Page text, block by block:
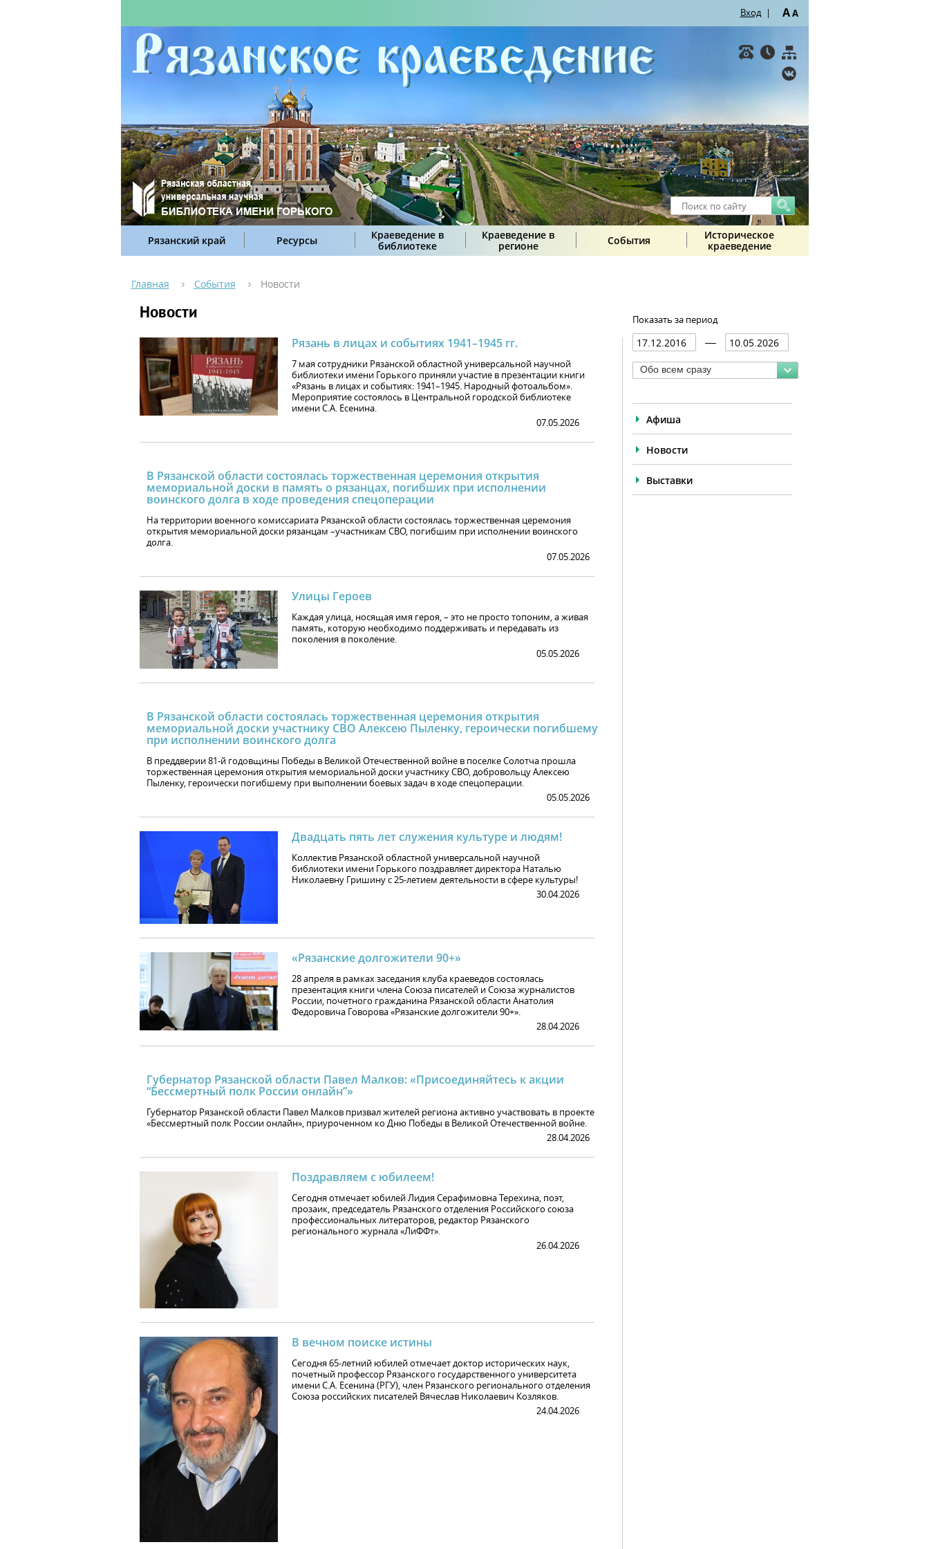
Вход | AA
Рязанский край Ресурсы
Краеведение в
библиотеке
Краеведение в
регионе
События
Историческое
краеведение
Главная События Новости
Новости
Рязань в лицах и событиях 1941–1945 гг.
7 мая сотрудники Рязанской областной универсальной научной
библиотеки имени Горького приняли участие в презентации книги
«Рязань в лицах и событиях: 1941–1945. Народный фотоальбом».
Мероприятие состоялось в Центральной городской библиотеке
имени С.А. Есенина.
07.05.2026
В Рязанской области состоялась торжественная церемония открытия
мемориальной доски в память о рязанцах, погибших при исполнении
воинского долга в ходе проведения спецоперации
На территории военного комиссариата Рязанской области состоялась торжественная церемония
открытия мемориальной доски рязанцам –участникам СВО, погибшим при исполнении воинского
долга.
07.05.2026
Улицы Героев
Каждая улица, носящая имя героя, – это не просто топоним, а живая
память, которую необходимо поддерживать и передавать из
поколения в поколение.
05.05.2026
В Рязанской области состоялась торжественная церемония открытия
мемориальной доски участнику СВО Алексею Пыленку, героически погибшему
при исполнении воинского долга
В преддверии 81-й годовщины Победы в Великой Отечественной войне в поселке Солотча прошла
торжественная церемония открытия мемориальной доски участнику СВО, добровольцу Алексею
Пыленку, героически погибшему при выполнении боевых задач в ходе спецоперации.
05.05.2026
Двадцать пять лет служения культуре и людям!
Коллектив Рязанской областной универсальной научной
библиотеки имени Горького поздравляет директора Наталью
Николаевну Гришину с 25-летием деятельности в сфере культуры!
30.04.2026
«Рязанские долгожители 90+»
28 апреля в рамках заседания клуба краеведов состоялась
презентация книги члена Союза писателей и Союза журналистов
России, почетного гражданина Рязанской области Анатолия
Федоровича Говорова «Рязанские долгожители 90+».
28.04.2026
Губернатор Рязанской области Павел Малков: «Присоединяйтесь к акции
“Бессмертный полк России онлайн”»
Губернатор Рязанской области Павел Малков призвал жителей региона активно участвовать в проекте
«Бессмертный полк России онлайн», приуроченном ко Дню Победы в Великой Отечественной войне.
28.04.2026
Поздравляем с юбилеем!
Сегодня отмечает юбилей Лидия Серафимовна Терехина, поэт,
прозаик, председатель Рязанского отделения Российского союза
профессиональных литераторов, редактор Рязанского
регионального журнала «ЛиФФт».
26.04.2026
В вечном поиске истины
Сегодня 65-летний юбилей отмечает доктор исторических наук,
почетный профессор Рязанского государственного университета
имени С.А. Есенина (РГУ), член Рязанского регионального отделения
Союза российских писателей Вячеслав Николаевич Козляков.
24.04.2026
Показать за период
Обо всем сразу
Афиша
Новости
Выставки